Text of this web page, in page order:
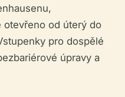
otevřeno od úterý do
pro dospělé
úpravy a